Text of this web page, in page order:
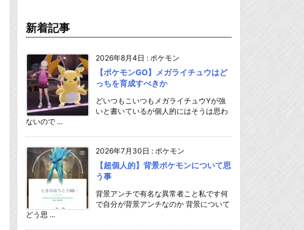
新着記事
2026年8月4日 : ポケモン
【ポケモンGO】メガライチュウはど
っちを育成すべきか
どいつもこいつもメガライチュウYが強
いと書いているが個人的にはそうは思わ
ないので ...
2026年7月30日 : ポケモン
【超個人的】背景ポケモンについて思
う事
背景アンチで有名な異常者こと私です何
で自分が背景アンチなのか 背景について
どう思 ...